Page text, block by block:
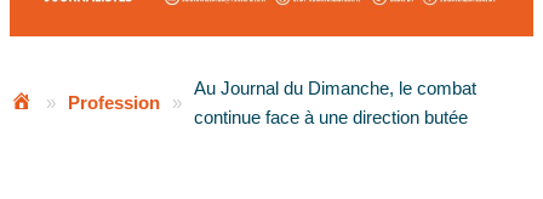
» Profession »
Au Journal du Dimanche, le combat
continue face à une direction butée